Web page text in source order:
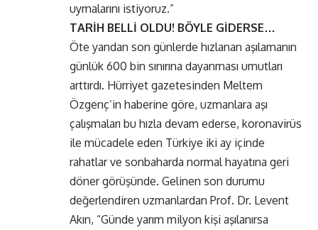
uymalarını istiyoruz.”
TARİH BELLİ OLDU! BÖYLE GİDERSE…
Öte yandan son günlerde hızlanan aşılamanın
günlük 600 bin sınırına dayanması umutları
arttırdı. Hürriyet gazetesinden Meltem
Özgenç’in haberine göre, uzmanlara aşı
çalışmaları bu hızla devam ederse, koronavirüs
ile mücadele eden Türkiye iki ay içinde
rahatlar ve sonbaharda normal hayatına geri
döner görüşünde. Gelinen son durumu
değerlendiren uzmanlardan Prof. Dr. Levent
Akın, “Günde yarım milyon kişi aşılanırsa